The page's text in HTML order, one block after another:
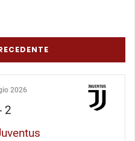
2026
2